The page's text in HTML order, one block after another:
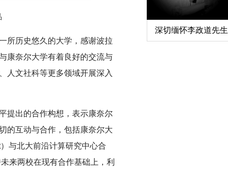
所历史悠久的大学，感谢波拉
康奈尔大学有着良好的交流与
人文社科等更多领域开展深入
提出的合作构想，表示康奈尔
的互动与合作，包括康奈尔大
与北大前沿计算研究中心合
来两校在现有合作基础上，利
深切缅怀李政道先生